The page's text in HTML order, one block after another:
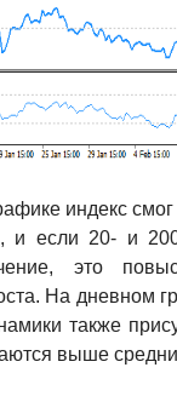
индекс
и если 20- и
это
На дневном
также
выше